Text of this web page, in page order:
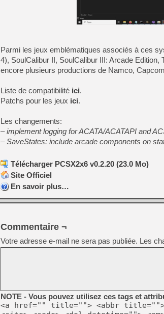
Parmi les jeux emblématiques associés à ces
4), SoulCalibur II, SoulCalibur III: Arcade
encore plusieurs productions de Namco,
Liste de compatibilité ici.
Patchs pour les jeux ici.
Les changements:
– implement logging for ACATA/ACATAPI and
– SaveStates: include arcade components on
Télécharger PCSX2x6 v0.2.20 (23.0 Mo)
Site Officiel
En savoir plus…
Commentaire ¬
Votre adresse e-mail ne sera pas publiée. Les
NOTE - Vous pouvez utilisez ces tags et
<a href="" title=""> <abbr title="">